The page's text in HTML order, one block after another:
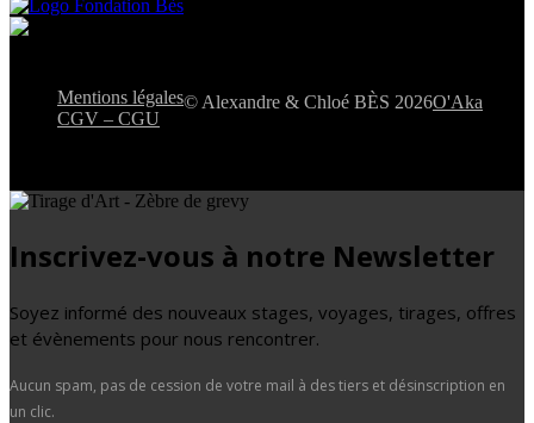
Mentions légales
CGV – CGU
© Alexandre & Chloé BÈS 2026O'Aka
Inscrivez-vous à notre Newsletter
Soyez informé des nouveaux stages, voyages, tirages, offres
et évènements pour nous rencontrer.
Aucun spam, pas de cession de votre mail à des tiers et désinscription en
un clic.